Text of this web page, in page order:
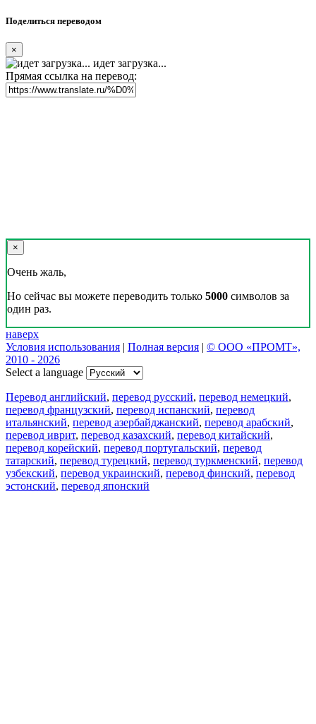
Поделиться переводом
×
идет загрузка...
Прямая ссылка на перевод:
×
Очень жаль,
Но сейчас вы можете переводить только 5000 символов за
один раз.
наверх
Условия использования | Полная версия | © ООО «ПРОМТ»,
2010 - 2026
Select a language
Перевод английский, перевод русский, перевод немецкий,
перевод французский, перевод испанский, перевод
итальянский, перевод азербайджанский, перевод арабский,
перевод иврит, перевод казахский, перевод китайский,
перевод корейский, перевод португальский, перевод
татарский, перевод турецкий, перевод туркменский, перевод
узбекский, перевод украинский, перевод финский, перевод
эстонский, перевод японский